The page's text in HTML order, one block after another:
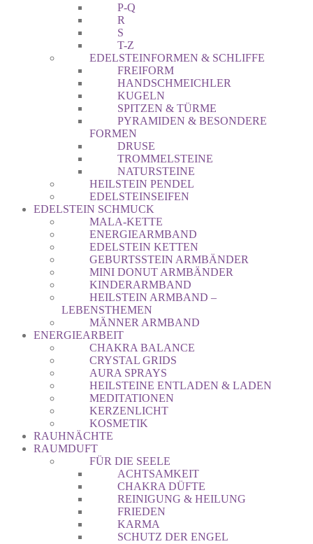
P-Q
R
S
T-Z
EDELSTEINFORMEN & SCHLIFFE
FREIFORM
HANDSCHMEICHLER
KUGELN
SPITZEN & TÜRME
PYRAMIDEN & BESONDERE
FORMEN
DRUSE
TROMMELSTEINE
NATURSTEINE
HEILSTEIN PENDEL
EDELSTEINSEIFEN
EDELSTEIN SCHMUCK
MALA-KETTE
ENERGIEARMBAND
EDELSTEIN KETTEN
GEBURTSSTEIN ARMBÄNDER
MINI DONUT ARMBÄNDER
KINDERARMBAND
HEILSTEIN ARMBAND –
LEBENSTHEMEN
MÄNNER ARMBAND
ENERGIEARBEIT
CHAKRA BALANCE
CRYSTAL GRIDS
AURA SPRAYS
HEILSTEINE ENTLADEN & LADEN
MEDITATIONEN
KERZENLICHT
KOSMETIK
RAUHNÄCHTE
RAUMDUFT
FÜR DIE SEELE
ACHTSAMKEIT
CHAKRA DÜFTE
REINIGUNG & HEILUNG
FRIEDEN
KARMA
SCHUTZ DER ENGEL